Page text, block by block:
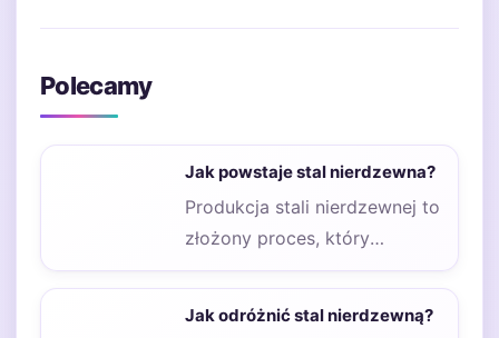
Polecamy
Jak powstaje stal nierdzewna?
Produkcja stali nierdzewnej to
złożony proces, który
wymaga precyzyjnego
Jak odróżnić stal nierdzewną?